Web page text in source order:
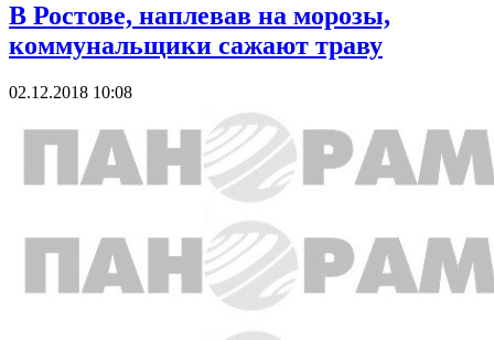
В Ростове, наплевав на морозы,
коммунальщики сажают траву
02.12.2018 10:08